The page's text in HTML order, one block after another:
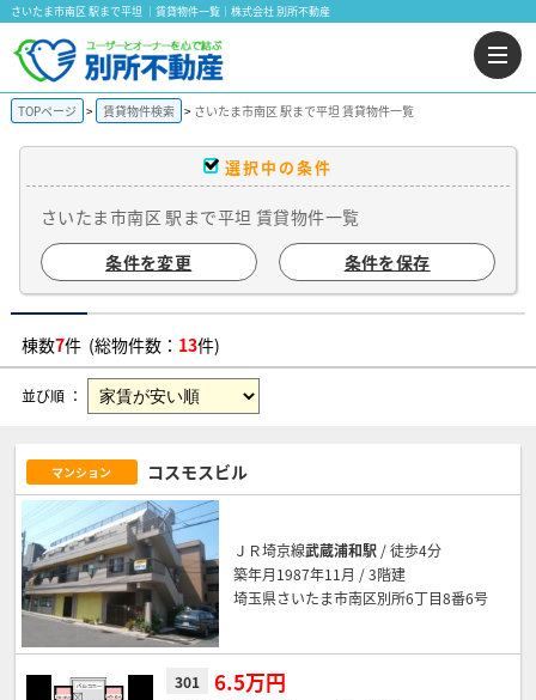
さいたま市南区 駅まで平坦 ｜賃貸物件一覧｜株式会社 別所不動産
TOPページ 賃貸物件検索 さいたま市南区 駅まで平坦 賃貸物件一覧
選択中の条件
さいたま市南区 駅まで平坦 賃貸物件一覧
条件を変更
条件を保存
棟数7件 (総物件数： 13件)
並び順 ：
マンション コスモスビル
ＪＲ埼京線武蔵浦和駅 / 徒歩4分
築年月1987年11月 / 3階建
埼玉県さいたま市南区別所6丁目8番6号
301 6.5万円